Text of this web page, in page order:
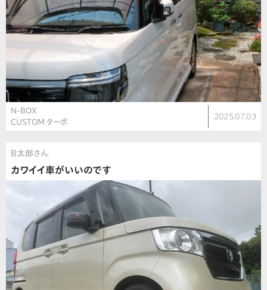
N-BOX
CUSTOM ターボ
2025.07.03
B太郎さん
カワイイ車がいいのです